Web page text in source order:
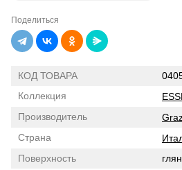
Поделиться
КОД ТОВАРА
Коллекция
Производитель
Страна
Поверхность